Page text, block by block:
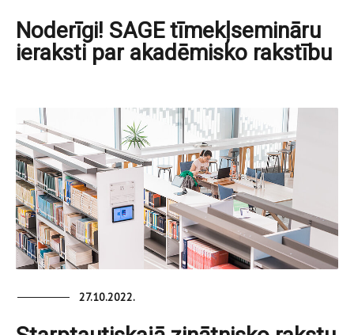
Noderīgi! SAGE tīmekļsemināru
ieraksti par akadēmisko rakstību
27.10.2022.